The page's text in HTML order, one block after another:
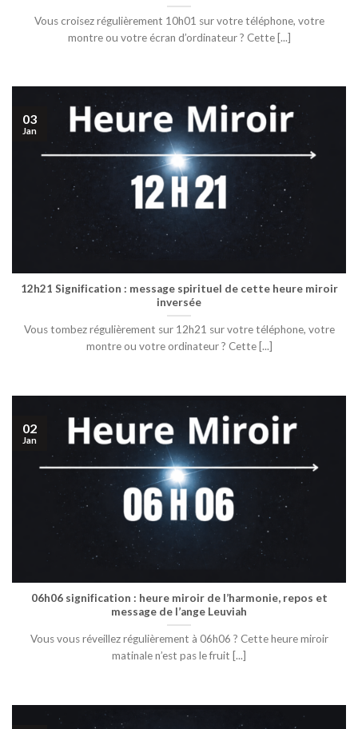
Vous croisez régulièrement 10h01 sur votre téléphone, votre
montre ou votre écran d’ordinateur ? Cette [...]
12h21 Signification : message spirituel de cette heure miroir
inversée
Vous tombez régulièrement sur 12h21 sur votre téléphone, votre
montre ou votre ordinateur ? Cette [...]
03
Jan
06h06 signification : heure miroir de l’harmonie, repos et
message de l’ange Leuviah
Vous vous réveillez régulièrement à 06h06 ? Cette heure miroir
matinale n’est pas le fruit [...]
02
Jan